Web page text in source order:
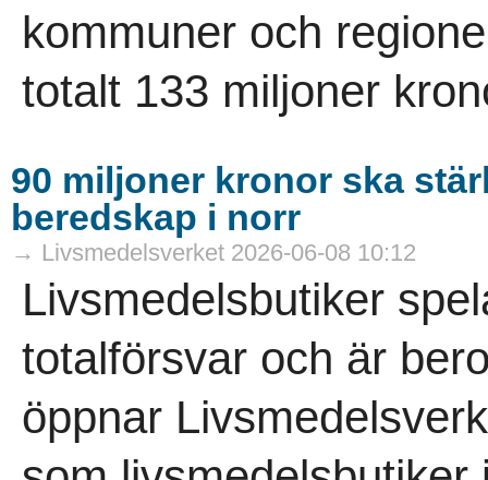
kommuner och
totalt 133 miljoner
90 miljoner kronor ska
beredskap i norr
→ Livsmedelsverket 2026-06-08 10:12
Livsmedelsbutiker
totalförsvar och är
öppnar